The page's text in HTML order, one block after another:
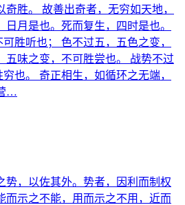
胜。 故善出奇者，无穷如天地，
月是也。死而复生，四时是也。
胜听也； 色不过五，五色之变，
五味之变，不可胜尝也。 战势不过
也。 奇正相生，如循环之无端，
…
势，以佐其外。势者，因利而制权
而示之不能，用而示之不用，近而